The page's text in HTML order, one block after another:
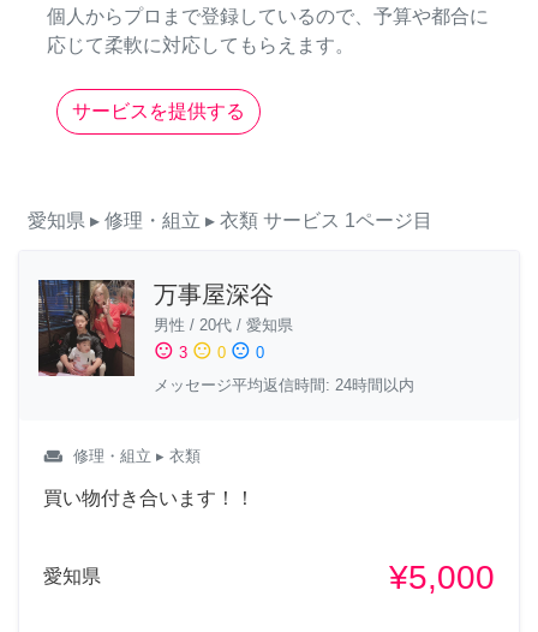
個人からプロまで登録しているので、予算や都合に
応じて柔軟に対応してもらえます。
サービスを提供する
愛知県 ▸ 修理・組立 ▸ 衣類 サービス 1ページ目
万事屋深谷
男性 / 20代 / 愛知県
sentiment_satisfied 3 sentiment_neutral 0 sentiment_dissatisfied 0
メッセージ平均返信時間: 24時間以内
weekend 修理・組立 ▸ 衣類
買い物付き合います！！
愛知県 ¥5,000